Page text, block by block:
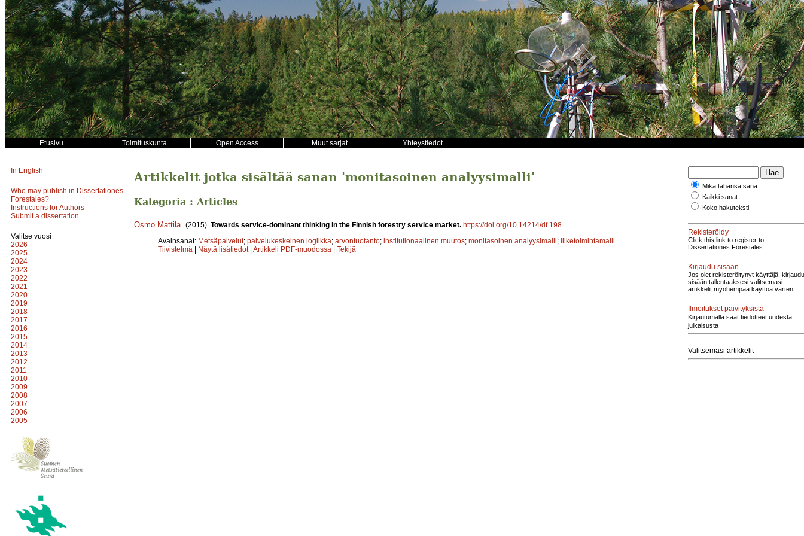
Etusivu Toimituskunta Open Access Muut sarjat Yhteystiedot
In English
Who may publish in Dissertationes
Forestales?
Instructions for Authors
Submit a dissertation
Valitse vuosi
2026
2025
2024
2023
2022
2021
2020
2019
2018
2017
2016
2015
2014
2013
2012
2011
2010
2009
2008
2007
2006
2005
Artikkelit jotka sisältää sanan 'monitasoinen analyysimalli'
Kategoria : Articles
Osmo Mattila (2015). Towards service-dominant thinking in the Finnish forestry service market. https://doi.org/10.14214/df.198
Avainsanat: Metsäpalvelut; palvelukeskeinen logiikka; arvontuotanto; institutionaalinen muutos; monitasoinen analyysimalli; liiketoimintamalli
Tiivistelmä | Näytä lisätiedot | Artikkeli PDF-muodossa | Tekijä
Mikä tahansa sana
Kaikki sanat
Koko hakuteksti
Rekisteröidy
Click this link to register to
Dissertationes Forestales.
Kirjaudu sisään
Jos olet rekisteröitynyt käyttäjä, kirjaudu
sisään tallentaaksesi valitsemasi
artikkelit myöhempää käyttöä varten.
Ilmoitukset päivityksistä
Kirjautumalla saat tiedotteet uudesta
julkaisusta
Valitsemasi artikkelit